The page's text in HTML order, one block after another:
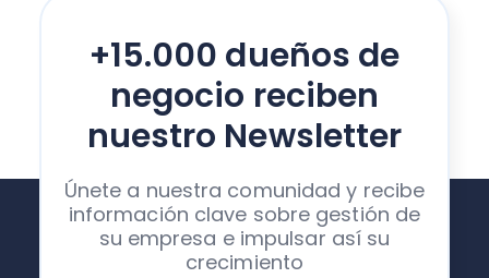
+15.000 dueños de
negocio reciben
nuestro Newsletter
Únete a nuestra comunidad y recibe
información clave sobre gestión de
su empresa e impulsar así su
crecimiento